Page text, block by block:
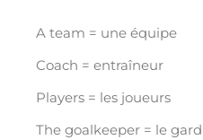
A team = une équipe
Coach = entraîneur
Players = les joueurs
The goalkeeper = le